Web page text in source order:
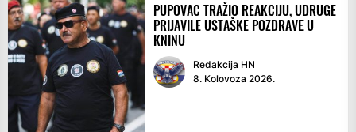
PUPOVAC TRAŽIO REAKCIJU, UDRUGE
PRIJAVILE USTAŠKE POZDRAVE U
KNINU
Redakcija HN
8. Kolovoza 2026.